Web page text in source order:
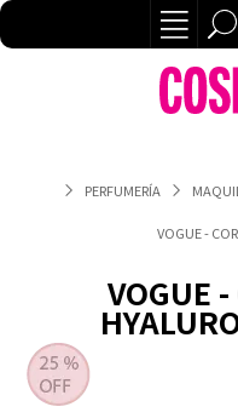
PERFUMERÍA
VOGUE -
VOGUE -